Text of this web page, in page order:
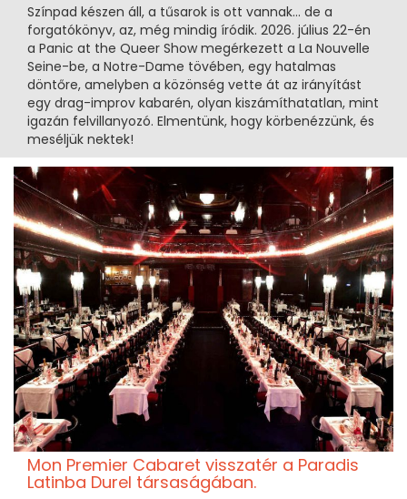
Színpad készen áll, a tűsarok is ott vannak… de a
forgatókönyv, az, még mindig íródik. 2026. július 22-én
a Panic at the Queer Show megérkezett a La Nouvelle
Seine-be, a Notre-Dame tövében, egy hatalmas
döntőre, amelyben a közönség vette át az irányítást
egy drag-improv kabarén, olyan kiszámíthatatlan, mint
igazán felvillanyozó. Elmentünk, hogy körbenézzünk, és
meséljük nektek!
Mon Premier Cabaret visszatér a Paradis
Latinba Durel társaságában.